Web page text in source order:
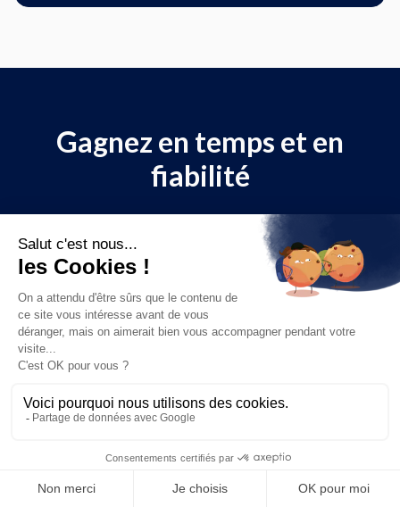
Gagnez en temps et en
fiabilité
Adoptez dès maintenant une solution efficace de
gestion de l'actionnariat.
démo